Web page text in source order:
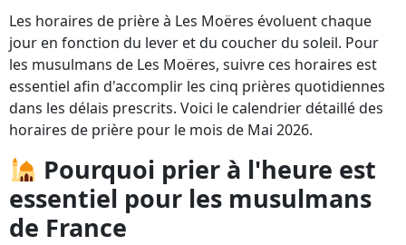
Les horaires de prière à Les Moëres évoluent chaque
jour en fonction du lever et du coucher du soleil. Pour
les musulmans de Les Moëres, suivre ces horaires est
essentiel afin d'accomplir les cinq prières quotidiennes
dans les délais prescrits. Voici le calendrier détaillé des
horaires de prière pour le mois de Mai 2026.
Pourquoi prier à l'heure est
essentiel pour les musulmans
de France